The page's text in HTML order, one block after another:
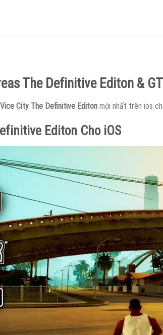
The Definitive Editon &
City The Definitive Editon mới nhất trên ios
Editon Cho iOS